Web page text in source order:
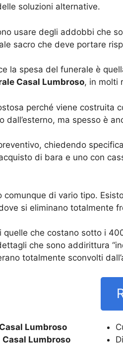
soluzioni alternative.
usare degli addobbi che
sacro che deve portare
la spesa del funerale è
Casal Lumbroso, in molti
perché viene costruita
dall’esterno, ma spesso è
chiedendo
di bara e uno con
comunque di vario tipo.
si eliminano totalmente
che costano sotto i
che sono addirittura
totalmente sconvolti
Casal Lumbroso
Casal Lumbroso